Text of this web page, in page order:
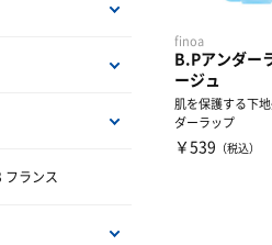
finoa
B.Pアンダー
ージュ
肌を保護する下
ダーラップ
￥539 （税込）
フランス